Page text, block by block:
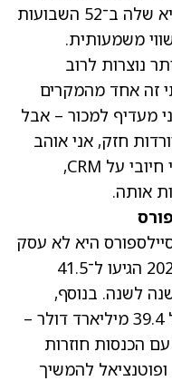
(AI). המניה נמוכה בכ־39% מהשיא שלה ב־52 השבועות
משמעותית.
נוצרות לרוב
זה אחד מהמקרים
מעדיף למכור – אבל
חזק, אני אוהב
לקנות – שוב, לא מוקדם מדי. אני חיובי על CRM,
אותה.
היא לא עסק
ההכנסות לשנת הכספים 2026 הגיעו ל־41.5
של 10% משנה לשנה. בנוסף,
הכנסות ממנויים ותמיכה עמדו על 39.4 מיליארד דולר –
עם הכנסות חוזרות
להמשיך